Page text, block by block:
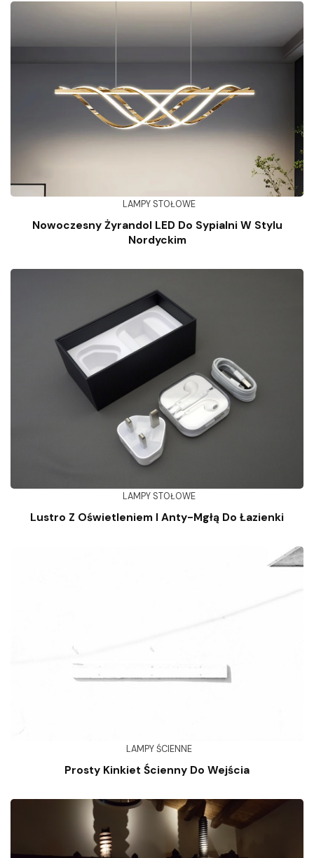
LAMPY STOŁOWE
Nowoczesny Żyrandol LED Do Sypialni W Stylu
Nordyckim
LAMPY STOŁOWE
Lustro Z Oświetleniem I Anty-Mgłą Do Łazienki
LAMPY ŚCIENNE
Prosty Kinkiet Ścienny Do Wejścia